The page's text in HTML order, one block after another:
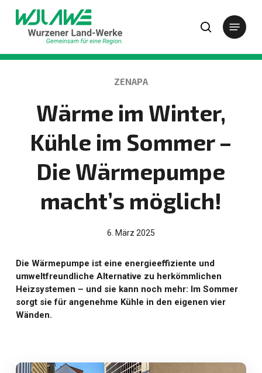
Hauptinhalt
springen
Zur Startseite von Wurzener Land-Werke
Suchformular öffnen
Menu
ZENAPAKATEGORIE
Wärme im Winter,
Kühle im Sommer –
Die Wärmepumpe
macht’s möglich!
6. März 2025
Die Wärmepumpe ist eine energieeffiziente und
umweltfreundliche Alternative zu herkömmlichen
Heizsystemen – und sie kann noch mehr: Im Sommer
sorgt sie für angenehme Kühle in den eigenen vier
Wänden.